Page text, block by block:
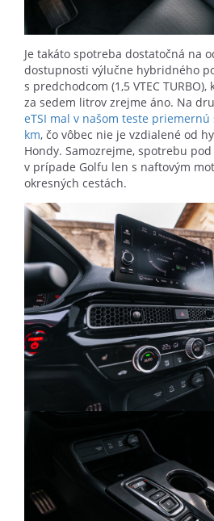
Je takáto spotreba dostatočná na
dostupnosti výlučne hybridného
s predchodcom (1,5 VTEC
za sedem litrov zrejme áno. Na
eTSI mal v našom teste
km, čo vôbec nie je vzdialené od
Hondy. Samozrejme, spotrebu
v prípade Golfu len s naftovým
okresných cestách.